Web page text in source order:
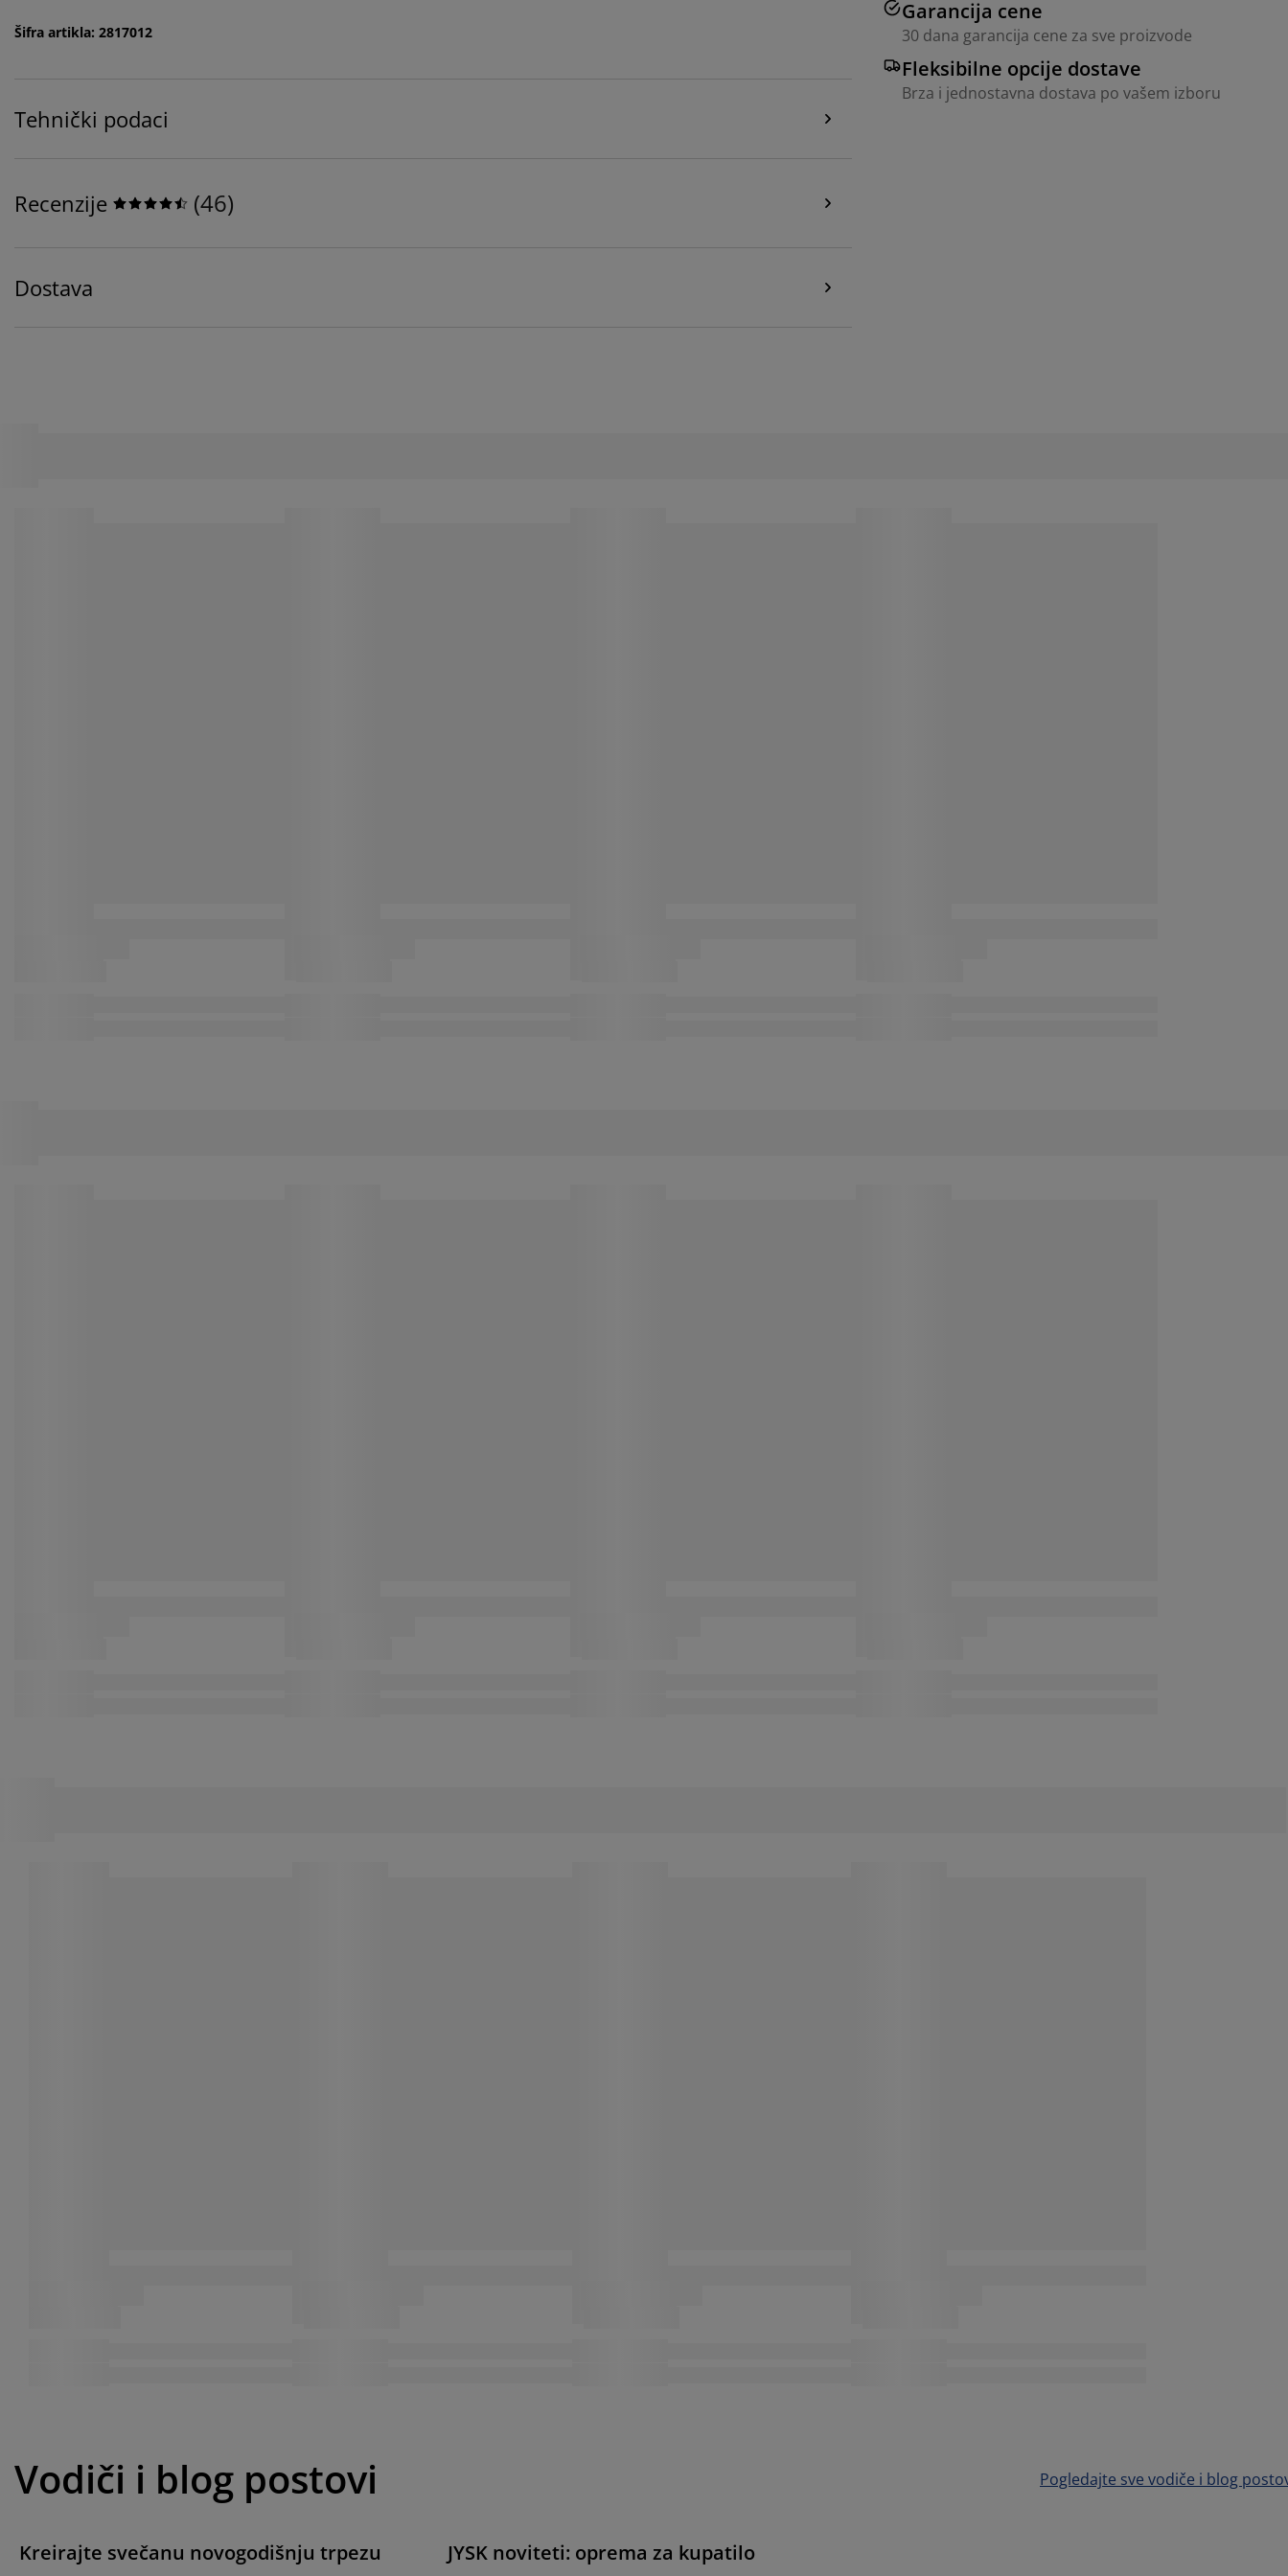
Garancija cene
30 dana garancija cene za sve proizvode
Fleksibilne opcije dostave
Brza i jednostavna dostava po vašem izboru
Šifra artikla: 2817012
Tehnički podaci
Recenzije (46)
Dostava
Vodiči i blog postovi Pogledajte sve vodiče i blog
Kreirajte svečanu novogodišnju trpezu JYSK noviteti: oprema za kupatilo